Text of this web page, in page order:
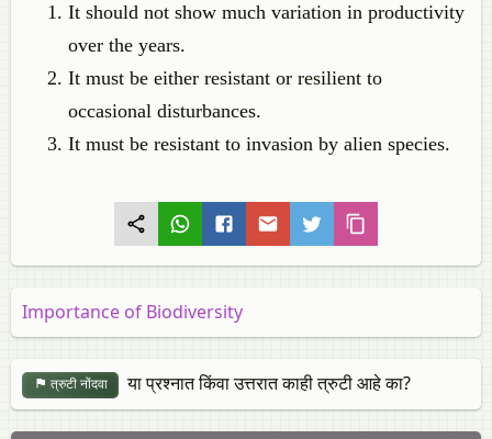
It should not show much variation in productivity
over the years.
It must be either resistant or resilient to
occasional disturbances.
It must be resistant to invasion by alien species.
Importance of Biodiversity
त्रुटी नोंदवा या प्रश्नात किंवा उत्तरात काही त्रुटी आहे का?